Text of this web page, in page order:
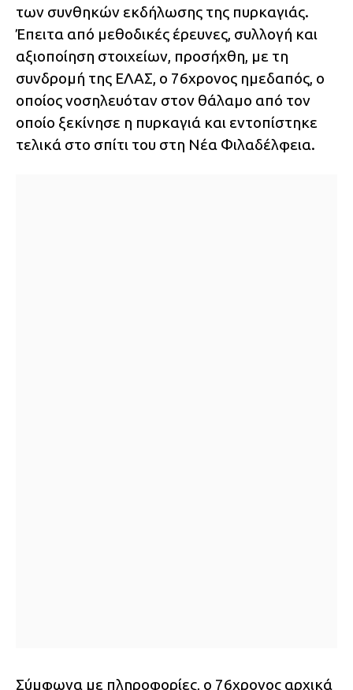
των συνθηκών εκδήλωσης της πυρκαγιάς.
Έπειτα από μεθοδικές έρευνες, συλλογή και
αξιοποίηση στοιχείων, προσήχθη, με τη
συνδρομή της ΕΛΑΣ, ο 76χρονος ημεδαπός, ο
οποίος νοσηλευόταν στον θάλαμο από τον
οποίο ξεκίνησε η πυρκαγιά και εντοπίστηκε
τελικά στο σπίτι του στη Νέα Φιλαδέλφεια.
Σύμφωνα με πληροφορίες, ο 76χρονος αρχικά